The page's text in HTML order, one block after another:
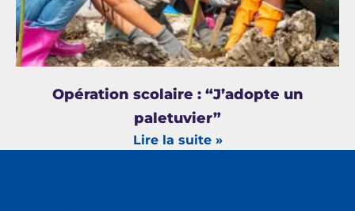
Opération scolaire : “J’adopte un
paletuvier”
Lire la suite »